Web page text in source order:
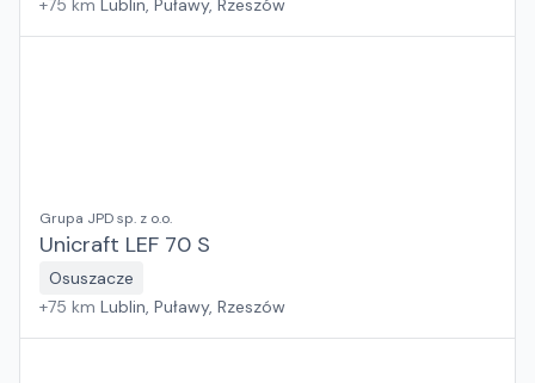
+75 km Lublin, Puławy, Rzeszów
Grupa JPD sp. z o.o.
Unicraft LEF 70 S
Osuszacze
+75 km Lublin, Puławy, Rzeszów